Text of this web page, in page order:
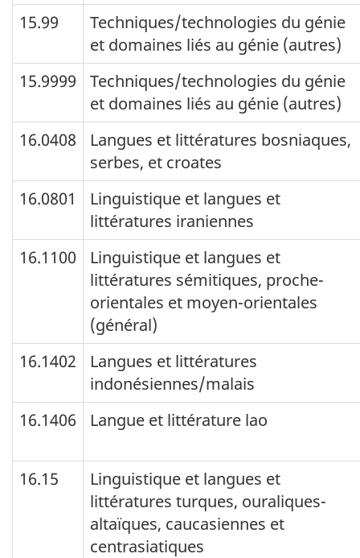
15.99
Techniques/technologies du génie
et domaines liés au génie (autres)
15.9999
Techniques/technologies du génie
et domaines liés au génie (autres)
16.0408
Langues et littératures bosniaques,
serbes, et croates
16.0801
Linguistique et langues et
littératures iraniennes
16.1100
Linguistique et langues et
littératures sémitiques, proche-
orientales et moyen-orientales
(général)
16.1402
Langues et littératures
indonésiennes/malais
16.1406
Langue et littérature lao
16.15
Linguistique et langues et
littératures turques, ouraliques-
altaïques, caucasiennes et
centrasiatiques